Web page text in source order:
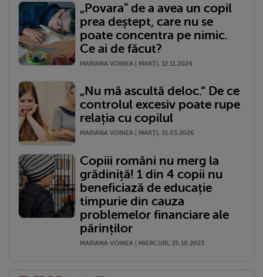
„Povara" de a avea un copil
prea deștept, care nu se
poate concentra pe nimic.
Ce ai de făcut?
MARIANA VOINEA | MARŢI, 12.11.2024
„Nu mă ascultă deloc.” De ce
controlul excesiv poate rupe
relația cu copilul
MARIANA VOINEA | MARŢI, 31.03.2026
Copiii români nu merg la
grădiniță! 1 din 4 copii nu
beneficiază de educație
timpurie din cauza
problemelor financiare ale
părinților
MARIANA VOINEA | MIERCURI, 25.10.2023